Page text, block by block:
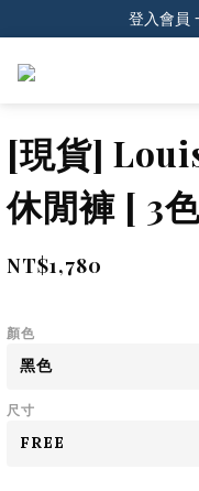
登入會員
登入會員
[現貨]
休閒褲 [ 3
NT$1,780
顏色
尺寸